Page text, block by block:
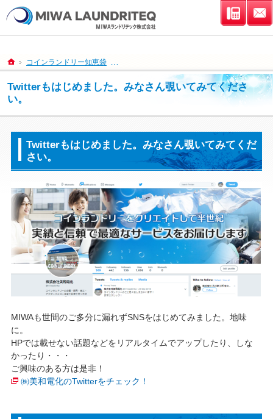
Twitterもはじめました。みなさん覗いてみてくださ
い。
Twitterもはじめました。みなさん覗いてみてくだ
さい。
MIWAも世間のご多分に漏れずSNSをはじめてみました。地味
に。
HPでは載せない話題などをリアルタイムでアップしたり、しな
かったり・・・
ご興味のある方は是非！
㈱美和電化のTwitterをチェック！
連絡先
ホーム
コインランドリー知恵袋